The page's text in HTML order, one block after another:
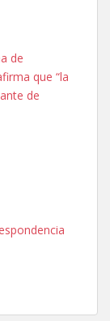
HOY
miedo a la
de
que “la
de